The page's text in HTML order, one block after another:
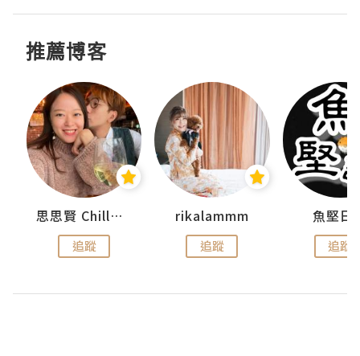
推薦博客
思思賢 ChillMyBabe
追蹤
rikalammm
追蹤
魚堅日
追蹤